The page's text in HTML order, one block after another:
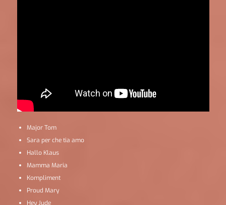
Major Tom
Sara per che tia amo
Hallo Klaus
Mamma Maria
Kompliment
Proud Mary
Hey Jude